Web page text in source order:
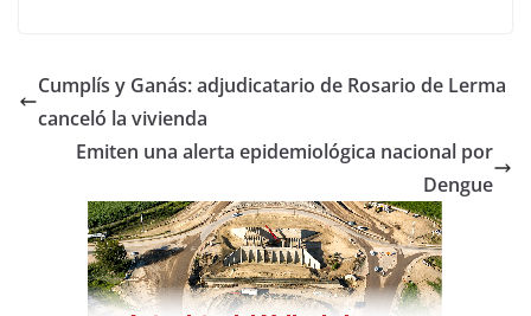
e
b
o
o
k
er s
A
p
p
p
tir
Cumplís y Ganás: adjudicatario de Rosario de Lerma
canceló la vivienda
Emiten una alerta epidemiológica nacional por
Dengue